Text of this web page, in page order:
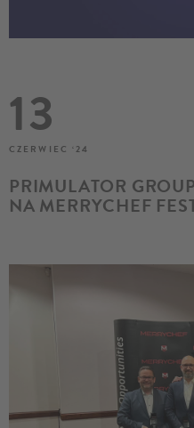
13
PRIMULATOR
NA MERRYCHEF